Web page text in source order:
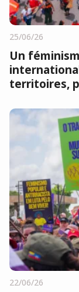
25/06/26
Un
territoires,
22/06/26